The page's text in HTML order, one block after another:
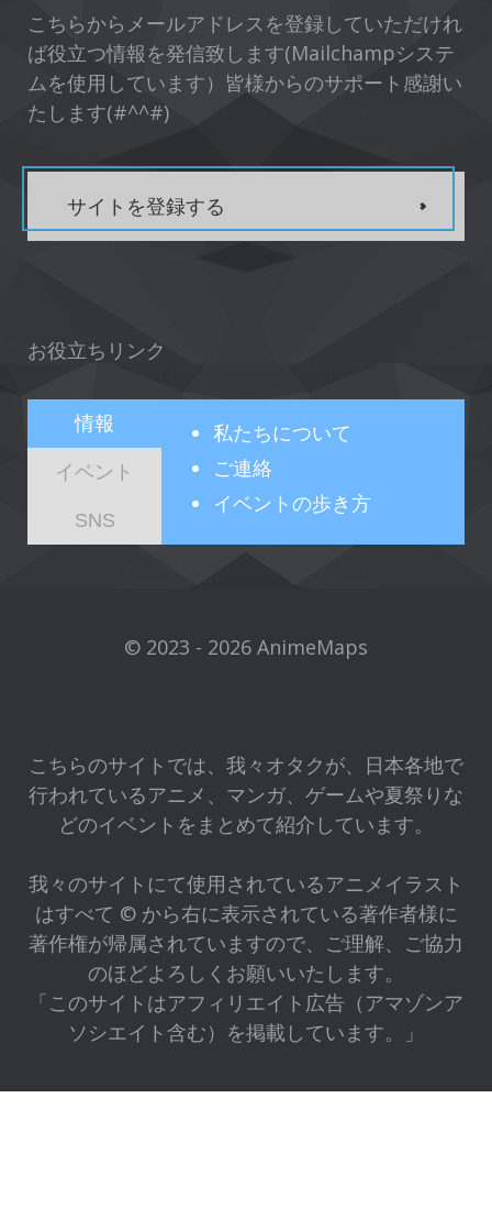
こちらからメールアドレスを登録していただけれ
ば役立つ情報を発信致します(Mailchampシステ
ムを使用しています）皆様からのサポート感謝い
たします(#^^#)
サイトを登録する
お役立ちリンク
情報
イベント
SNS
私たちについて
ご連絡
イベントの歩き方
© 2023 - 2026 AnimeMaps
こちらのサイトでは、我々オタクが、日本各地で
行われているアニメ、マンガ、ゲームや夏祭りな
どのイベントをまとめて紹介しています。
我々のサイトにて使用されているアニメイラスト
はすべて © から右に表示されている著作者様に
著作権が帰属されていますので、ご理解、ご協力
のほどよろしくお願いいたします。
「このサイトはアフィリエイト広告（アマゾンア
ソシエイト含む）を掲載しています。」